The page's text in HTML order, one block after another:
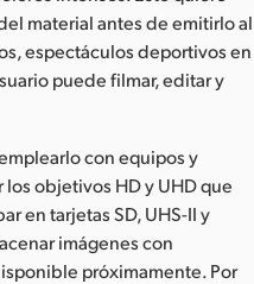
material antes de emitirlo al
espectáculos deportivos en
puede filmar, editar y
con equipos y
objetivos HD y UHD que
en tarjetas SD, UHS-II y
imágenes con
próximamente. Por